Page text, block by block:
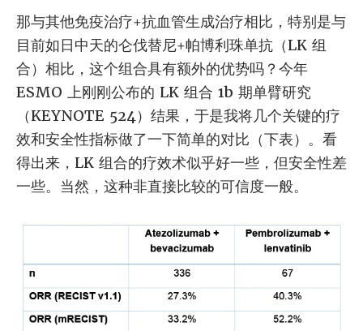
那与其他免疫治疗+抗血管生成治疗相比，特别是与
目前如日中天的仑伐替尼+帕博利珠单抗（LK 组
合）相比，这个组合具有额外的优势吗？今年
ESMO 上刚刚公布的 LK 组合 1b 期单臂研究
（KEYNOTE 524）结果，于是我将几个关键的疗
效和安全性指标做了一下简单的对比（下表）。看
得出来，LK 组合的疗效术似乎好一些，但安全性差
一些。当然，这种非直接比较的可信度一般。